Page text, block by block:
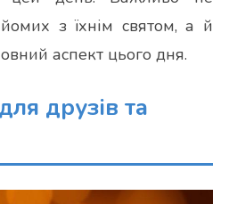
з їхнім святом, а й
аспект цього дня.
друзів та